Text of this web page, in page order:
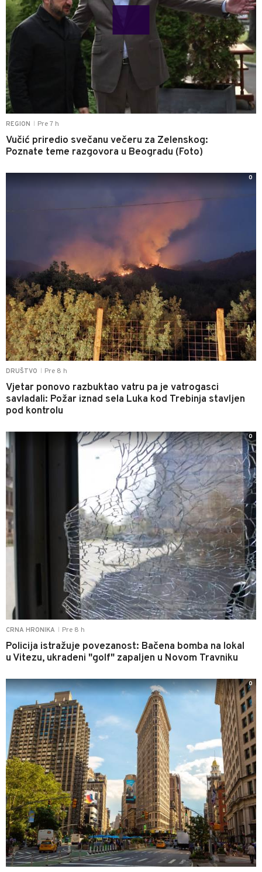
REGION Pre 7 h
Vučić priredio svečanu večeru za Zelenskog:
Poznate teme razgovora u Beogradu (Foto)
DRUŠTVO Pre 8 h
Vjetar ponovo razbuktao vatru pa je vatrogasci
savladali: Požar iznad sela Luka kod Trebinja stavljen
pod kontrolu
0
CRNA HRONIKA Pre 8 h
Policija istražuje povezanost: Bačena bomba na lokal
u Vitezu, ukradeni "golf" zapaljen u Novom Travniku
0
0